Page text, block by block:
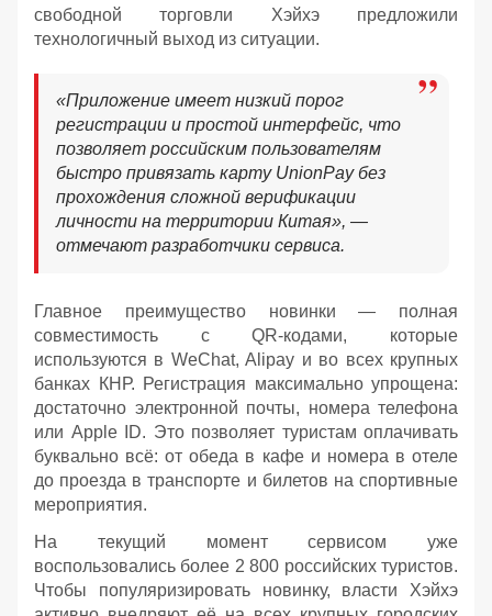
свободной торговли Хэйхэ предложили
технологичный выход из ситуации.
«Приложение имеет низкий порог
регистрации и простой интерфейс, что
позволяет российским пользователям
быстро привязать карту UnionPay без
прохождения сложной верификации
личности на территории Китая», —
отмечают разработчики сервиса.
Главное преимущество новинки — полная
совместимость с QR-кодами, которые
используются в WeChat, Alipay и во всех крупных
банках КНР. Регистрация максимально упрощена:
достаточно электронной почты, номера телефона
или Apple ID. Это позволяет туристам оплачивать
буквально всё: от обеда в кафе и номера в отеле
до проезда в транспорте и билетов на спортивные
мероприятия.
На текущий момент сервисом уже
воспользовались более 2 800 российских туристов.
Чтобы популяризировать новинку, власти Хэйхэ